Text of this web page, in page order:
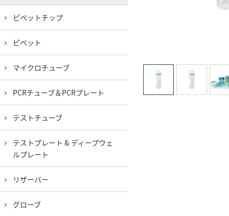
ピペットチップ
ピペット
マイクロチューブ
PCRチューブ＆PCRプレート
テストチューブ
テストプレート & ディープウェ
ルプレート
リザーバー
グローブ